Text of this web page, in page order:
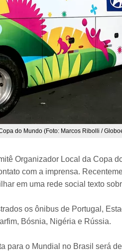
do Mundo (Foto: Marcos Ribolli /
Organizador Local da Copa
com a imprensa.
em uma rede social texto
os ônibus de Portugal,
Bósnia, Nigéria e Rússia.
para o Mundial no Brasil será